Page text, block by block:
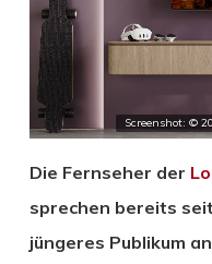
Screenshot: ©
Die Fernseher der
sprechen bereits
jüngeres Publikum